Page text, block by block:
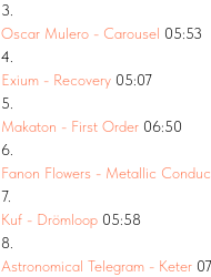
3.
Oscar Mulero - Carousel 05:53
4.
Exium - Recovery 05:07
5.
Makaton - First Order 06:50
6.
Fanon Flowers - Metallic
7.
Kuf - Drömloop 05:58
8.
Astronomical Telegram - Keter